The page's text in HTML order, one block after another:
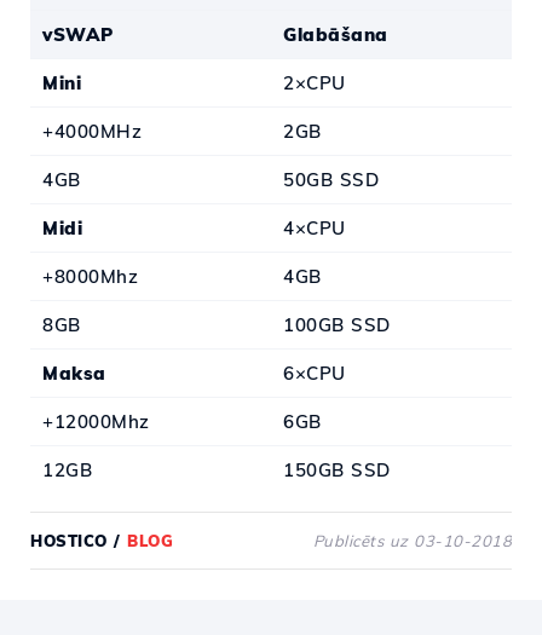
vSWAP Glabāšana
Mini 2×CPU
+4000MHz 2GB
4GB 50GB SSD
Midi 4×CPU
+8000Mhz 4GB
8GB 100GB SSD
Maksa 6×CPU
+12000Mhz 6GB
12GB 150GB SSD
HOSTICO / BLOG Publicēts uz 03-10-2018